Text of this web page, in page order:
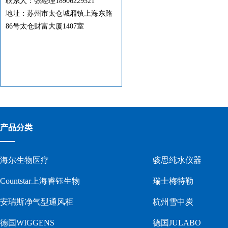
地址：苏州市太仓城厢镇上海东路
86号太仓财富大厦1407室
产品分类
海尔生物医疗 骇思纯水仪器
Countstar上海睿钰生物 瑞士梅特勒
安瑞斯净气型通风柜 杭州雪中炭
德国WIGGENS 德国JULABO